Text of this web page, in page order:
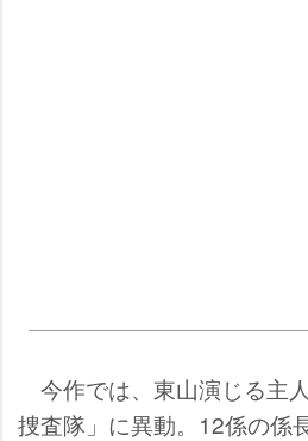
今作では、東山演じる主
捜査隊」に異動。12係の係